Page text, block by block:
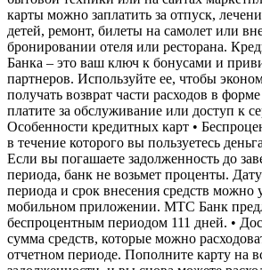
карты можно заплатить за отпуск,
детей, ремонт, билеты на самолет или
бронировании отеля или ресторана.
Банка – это ваш ключ к бонусами и
партнеров. Используйте ее, чтобы
получать возврат части расходов в
платите за обслуживание или доступ к
Особенности кредитных карт •
в течение которого вы пользуетесь
Если вы погашаете задолженность до
периода, банк не возьмет проценты.
периода и срок внесения средств можно
мобильном приложении. МТС Банк
беспроцентным периодом 111 дней. •
сумма средств, которые можно
отчетном периоде. Пополните карту на